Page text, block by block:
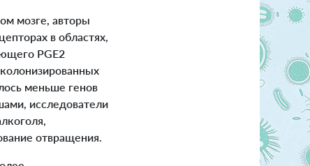
мозге, авторы
в областях,
PGE2
меньше генов
исследователи
отвращения.